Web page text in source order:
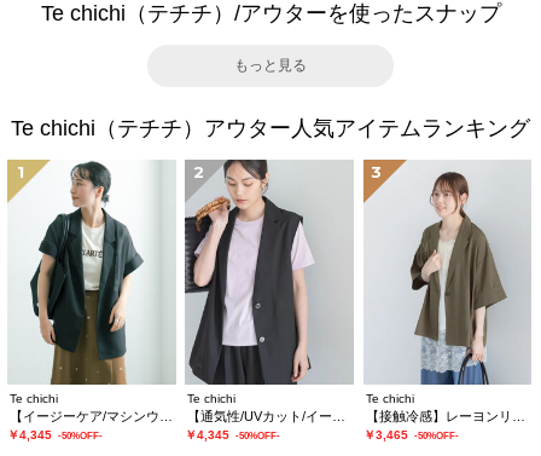
Te chichi（テチチ）/アウターを使ったスナップ
もっと見る
Te chichi（テチチ）アウター人気アイテムランキング
1
Te chichi
￥4,345 -50%OFF-
2
Te chichi
￥4,345 -50%OFF-
3
Te chichi
￥3,465 -50%OFF-